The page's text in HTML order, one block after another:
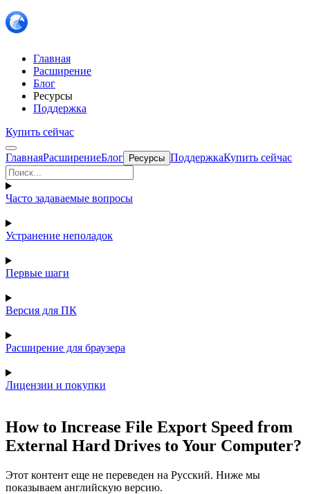
Главная
Расширение
Блог
Ресурсы
Поддержка
Купить сейчас
ГлавнаяРасширениеБлог Ресурсы ПоддержкаКупить сейчас
Часто задаваемые вопросы
Устранение неполадок
Первые шаги
Версия для ПК
Расширение для браузера
Лицензии и покупки
How to Increase File Export Speed from
External Hard Drives to Your Computer?
Этот контент еще не переведен на Русский. Ниже мы
показываем английскую версию.